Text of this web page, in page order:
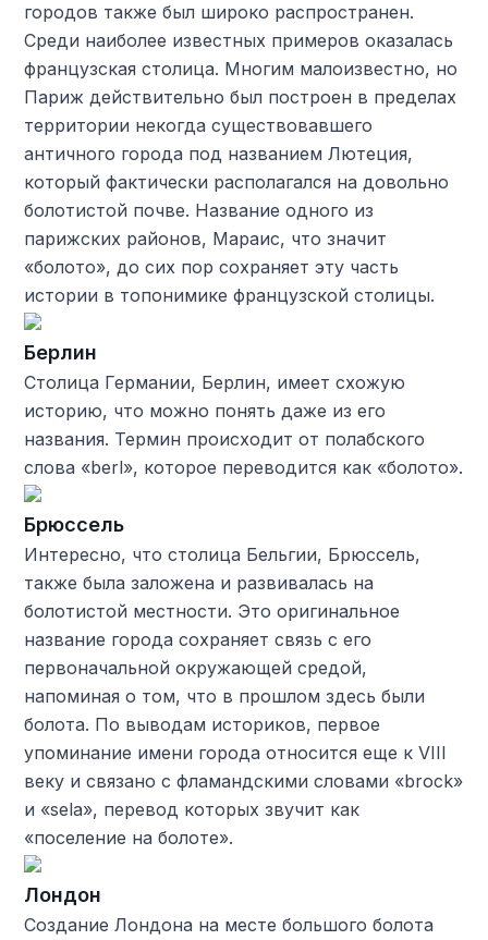
городов также был широко распространен.
Среди наиболее известных примеров оказалась
французская столица. Многим малоизвестно, но
Париж действительно был построен в пределах
территории некогда существовавшего
античного города под названием Лютеция,
который фактически располагался на довольно
болотистой почве. Название одного из
парижских районов, Мараис, что значит
«болото», до сих пор сохраняет эту часть
истории в топонимике французской столицы.
Берлин
Столица Германии, Берлин, имеет схожую
историю, что можно понять даже из его
названия. Термин происходит от полабского
слова «berl», которое переводится как «болото».
Брюссель
Интересно, что столица Бельгии, Брюссель,
также была заложена и развивалась на
болотистой местности. Это оригинальное
название города сохраняет связь с его
первоначальной окружающей средой,
напоминая о том, что в прошлом здесь были
болота. По выводам историков, первое
упоминание имени города относится еще к VIII
веку и связано с фламандскими словами «brock»
и «sela», перевод которых звучит как
«поселение на болоте».
Лондон
Создание Лондона на месте большого болота